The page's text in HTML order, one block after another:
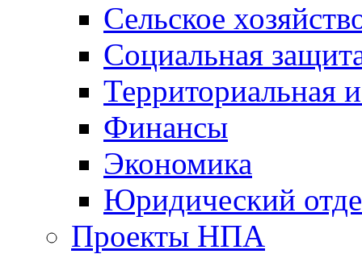
Сельское
Социальная
Территориальная
Финансы
Экономика
Юридический
Проекты НПА